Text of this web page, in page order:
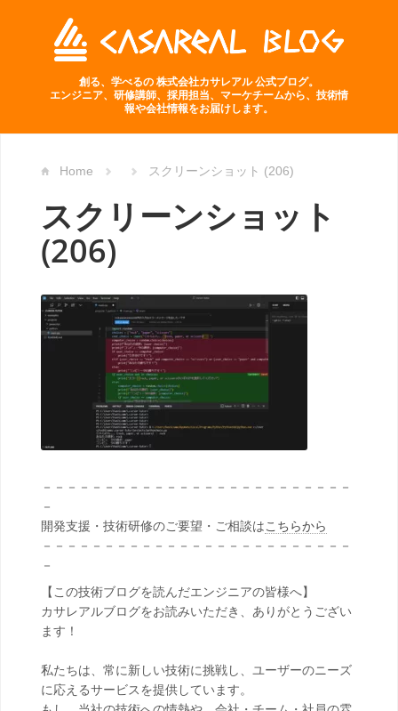
創る、学べるの 株式会社カサレアル 公式ブログ。
エンジニア、研修講師、採用担当、マーケチームから、技術情
報や会社情報をお届けします。
Home スクリーンショット (206)
スクリーンショット
(206)
－－－－－－－－－－－－－－－－－－－－－－－－－
－
開発支援・技術研修のご要望・ご相談はこちらから
－－－－－－－－－－－－－－－－－－－－－－－－－
－
【この技術ブログを読んだエンジニアの皆様へ】
カサレアルブログをお読みいただき、ありがとうござい
ます！
私たちは、常に新しい技術に挑戦し、ユーザーのニーズ
に応えるサービスを提供しています。